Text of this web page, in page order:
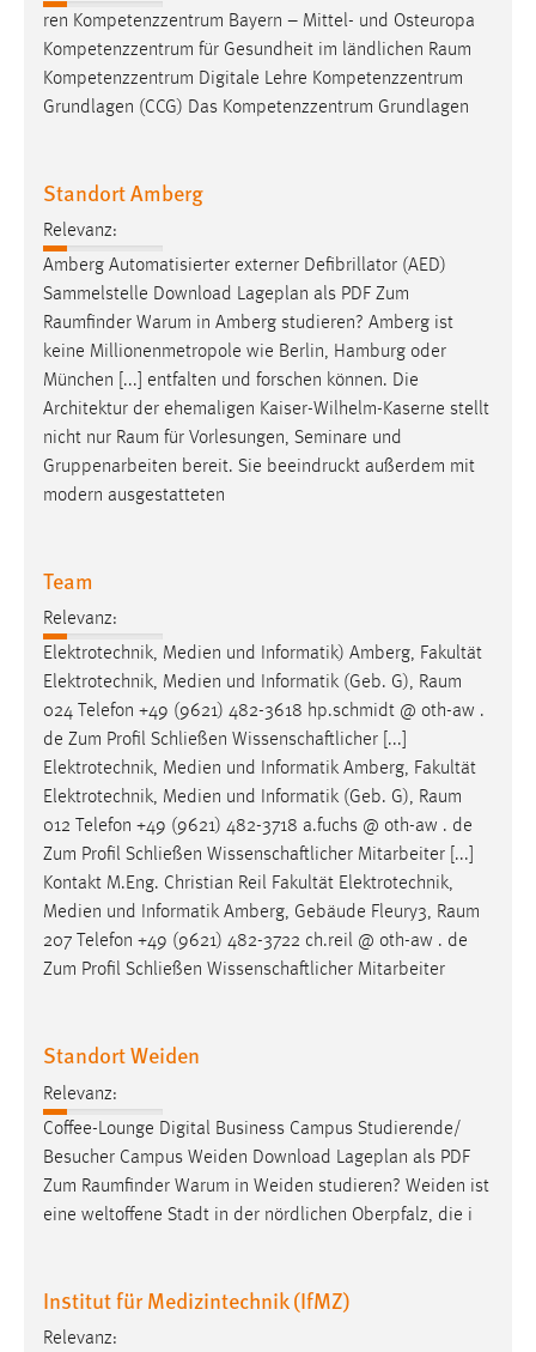
ren Kompetenzzentrum Bayern – Mittel- und Osteuropa
Kompetenzzentrum für Gesundheit im ländlichen Raum
Kompetenzzentrum Digitale Lehre Kompetenzzentrum
Grundlagen (CCG) Das Kompetenzzentrum Grundlagen
Standort Amberg
Relevanz:
Amberg Automatisierter externer Defibrillator (AED)
Sammelstelle Download Lageplan als PDF Zum
Raumfinder Warum in Amberg studieren? Amberg ist
keine Millionenmetropole wie Berlin, Hamburg oder
München [...] entfalten und forschen können. Die
Architektur der ehemaligen Kaiser-Wilhelm-Kaserne stellt
nicht nur Raum für Vorlesungen, Seminare und
Gruppenarbeiten bereit. Sie beeindruckt außerdem mit
modern ausgestatteten
Team
Relevanz:
Elektrotechnik, Medien und Informatik) Amberg, Fakultät
Elektrotechnik, Medien und Informatik (Geb. G), Raum
024 Telefon +49 (9621) 482-3618 hp.schmidt @ oth-aw .
de Zum Profil Schließen Wissenschaftlicher [...]
Elektrotechnik, Medien und Informatik Amberg, Fakultät
Elektrotechnik, Medien und Informatik (Geb. G), Raum
012 Telefon +49 (9621) 482-3718 a.fuchs @ oth-aw . de
Zum Profil Schließen Wissenschaftlicher Mitarbeiter [...]
Kontakt M.Eng. Christian Reil Fakultät Elektrotechnik,
Medien und Informatik Amberg, Gebäude Fleury3, Raum
207 Telefon +49 (9621) 482-3722 ch.reil @ oth-aw . de
Zum Profil Schließen Wissenschaftlicher Mitarbeiter
Standort Weiden
Relevanz:
Coffee-Lounge Digital Business Campus Studierende/
Besucher Campus Weiden Download Lageplan als PDF
Zum Raumfinder Warum in Weiden studieren? Weiden ist
eine weltoffene Stadt in der nördlichen Oberpfalz, die i
Institut für Medizintechnik (IfMZ)
Relevanz: